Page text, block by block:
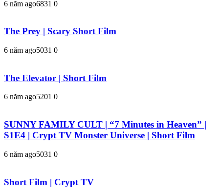
6 năm ago6831 0
The Prey | Scary Short Film
6 năm ago5031 0
The Elevator | Short Film
6 năm ago5201 0
SUNNY FAMILY CULT | “7 Minutes in Heaven” |
S1E4 | Crypt TV Monster Universe | Short Film
6 năm ago5031 0
Short Film | Crypt TV